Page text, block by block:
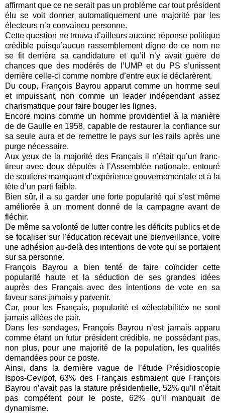
affirmant que ce ne serait pas un problème car tout président
élu se voit donner automatiquement une majorité par les
électeurs n’a convaincu personne.
Cette question ne trouva d’ailleurs aucune réponse politique
crédible puisqu’aucun rassemblement digne de ce nom ne
se fit derrière sa candidature et qu’il n’y avait guère de
chances que des modérés de l’UMP et du PS s’unissent
derrière celle-ci comme nombre d’entre eux le déclarèrent.
Du coup, François Bayrou apparut comme un homme seul
et impuissant, non comme un leader indépendant assez
charismatique pour faire bouger les lignes.
Encore moins comme un homme providentiel à la manière
de de Gaulle en 1958, capable de restaurer la confiance sur
sa seule aura et de remettre le pays sur les rails après une
purge nécessaire.
Aux yeux de la majorité des Français il n’était qu’un franc-
tireur avec deux députés à l’Assemblée nationale, entouré
de soutiens manquant d’expérience gouvernementale et à la
tête d’un parti faible.
Bien sûr, il a su garder une forte popularité qui s’est même
améliorée à un moment donné de la campagne avant de
fléchir.
De même sa volonté de lutter contre les déficits publics et de
se focaliser sur l’éducation recevait une bienveillance, voire
une adhésion au-delà des intentions de vote qui se portaient
sur sa personne.
François Bayrou a bien tenté de faire coïncider cette
popularité haute et la séduction de ses grandes idées
auprès des Français avec des intentions de vote en sa
faveur sans jamais y parvenir.
Car, pour les Français, popularité et «électabilité» ne sont
jamais allées de pair.
Dans les sondages, François Bayrou n’est jamais apparu
comme étant un futur président crédible, ne possédant pas,
non plus, pour une majorité de la population, les qualités
demandées pour ce poste.
Ainsi, dans la dernière vague de l’étude Présidioscopie
Ispos-Cevipof, 63% des Français estimaient que François
Bayrou n’avait pas la stature présidentielle, 52% qu’il n’était
pas compétent pour le poste, 62% qu’il manquait de
dynamisme.